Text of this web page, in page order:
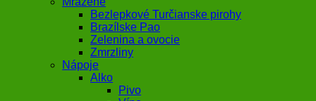
Bezlepkové Turčianske pirohy
Brazílske Pao
Zelenina a ovocie
Zmrzliny
Nápoje
Alko
Pivo